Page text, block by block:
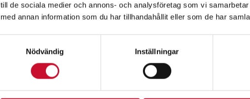
till de sociala medier och annons- och analysföretag som vi
med annan information som du har tillhandahållit eller som de har
Nödvändig
Inställningar
Relaterade